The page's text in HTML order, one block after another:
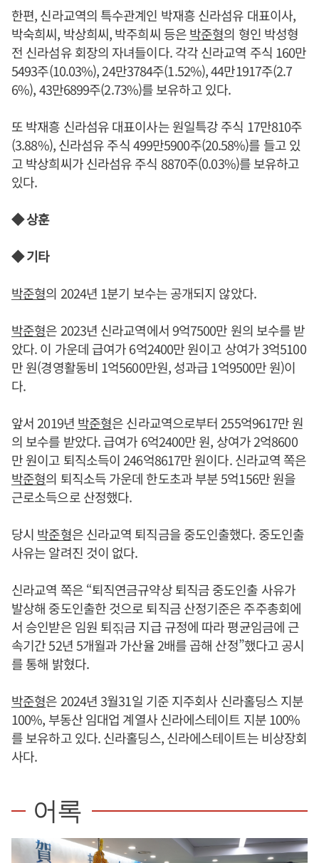
한편, 신라교역의 특수관계인 박재흥 신라섬유 대표이사,
박숙희씨, 박상희씨, 박주희씨 등은박준형의 형인 박성형
전 신라섬유 회장의 자녀들이다. 각각 신라교역 주식 160만
5493주(10.03%), 24만3784주(1.52%), 44만1917주(2.7
6%), 43만6899주(2.73%)를 보유하고 있다.
또 박재흥 신라섬유 대표이사는 원일특강 주식 17만810주
(3.88%), 신라섬유 주식 499만5900주(20.58%)를 들고 있
고 박상희씨가 신라섬유 주식 8870주(0.03%)를 보유하고
있다.
◆ 상훈
◆ 기타
박준형의 2024년 1분기 보수는 공개되지 않았다.
박준형은 2023년 신라교역에서 9억7500만 원의 보수를 받
았다. 이 가운데 급여가 6억2400만 원이고 상여가 3억5100
만 원(경영활동비 1억5600만원, 성과급 1억9500만 원)이
다.
앞서 2019년 박준형은 신라교역으로부터 255억9617만 원
의 보수를 받았다. 급여가 6억2400만 원, 상여가 2억8600
만 원이고 퇴직소득이 246억8617만 원이다. 신라교역 쪽은
박준형의 퇴직소득 가운데 한도초과 부분 5억156만 원을
근로소득으로 산정했다.
당시 박준형은 신라교역 퇴직금을 중도인출했다. 중도인출
사유는 알려진 것이 없다.
신라교역 쪽은 “퇴직연금규약상 퇴직금 중도인출 사유가
발상해 중도인출한 것으로 퇴직금 산정기준은 주주총회에
서 승인받은 임원 퇴짂금 지급 규정에 따라 평균임금에 근
속기간 52년 5개월과 가산율 2배를 곱해 산정”했다고 공시
를 통해 밝혔다.
박준형은 2024년 3월31일 기준 지주회사 신라홀딩스 지분
100%, 부동산 임대업 계열사 신라에스테이트 지분 100%
를 보유하고 있다. 신라홀딩스, 신라에스테이트는 비상장회
사다.
어록